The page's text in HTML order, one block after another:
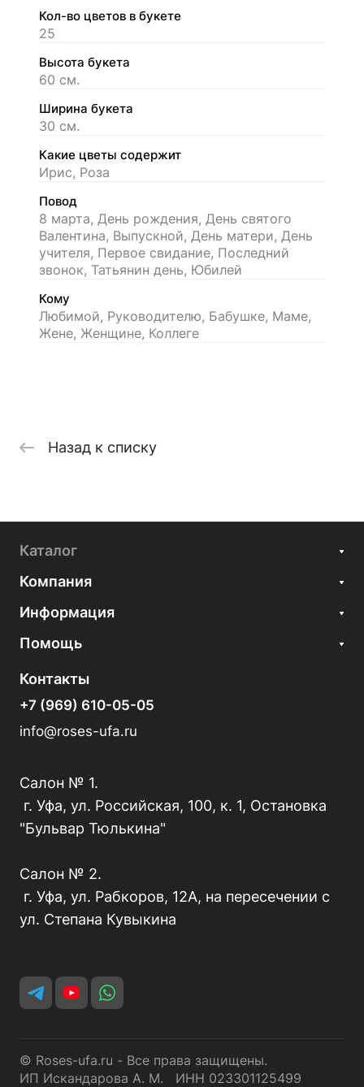
Кол-во цветов в букете
25
Высота букета
60 см.
Ширина букета
30 см.
Какие цветы содержит
Ирис, Роза
Повод
8 марта, День рождения, День святого
Валентина, Выпускной, День матери, День
учителя, Первое свидание, Последний
звонок, Татьянин день, Юбилей
Кому
Любимой, Руководителю, Бабушке, Маме,
Жене, Женщине, Коллеге
Назад к списку
Каталог
Компания
Информация
Помощь
Контакты
+7 (969) 610-05-05
info@roses-ufa.ru
Салон № 1.
г. Уфа, ул. Российская, 100, к. 1, Остановка
"Бульвар Тюлькина"
Салон № 2.
г. Уфа, ул. Рабкоров, 12А, на пересечении с
ул. Степана Кувыкина
© Roses-ufa.ru - Все права защищены.
ИП Искандарова А. М. ИНН 023301125499